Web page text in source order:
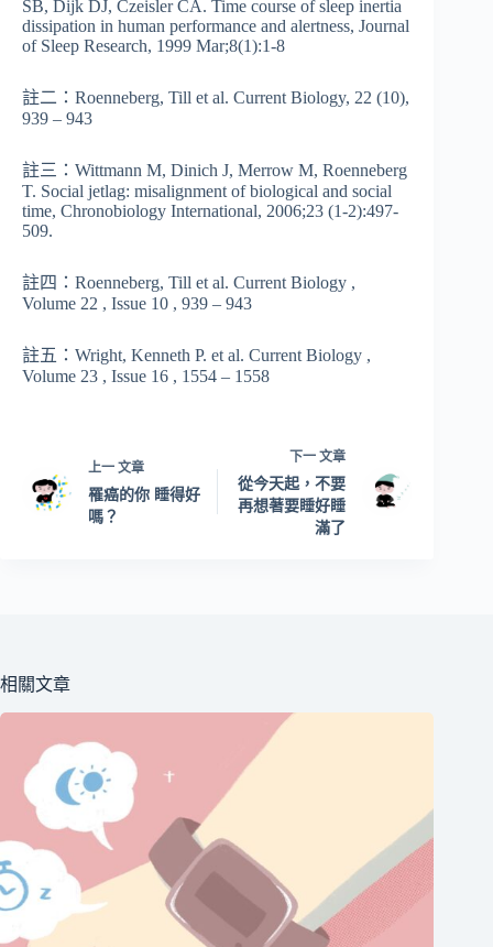
SB, Dijk DJ, Czeisler CA. Time course of sleep inertia
dissipation in human performance and alertness, Journal
of Sleep Research, 1999 Mar;8(1):1-8
註二：Roenneberg, Till et al. Current Biology, 22 (10),
939 – 943
註三：Wittmann M, Dinich J, Merrow M, Roenneberg
T. Social jetlag: misalignment of biological and social
time, Chronobiology International, 2006;23 (1-2):497-
509.
註四：Roenneberg, Till et al. Current Biology ,
Volume 22 , Issue 10 , 939 – 943
註五：Wright, Kenneth P. et al. Current Biology ,
Volume 23 , Issue 16 , 1554 – 1558
上一 文章
罹癌的你 睡得好
嗎？
下一文章
從今天起，不要
再想著要睡好睡
滿了
相關文章